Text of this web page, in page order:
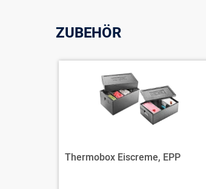
ZUBEHÖR
Thermobox Eiscreme, EPP